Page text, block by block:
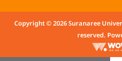
Copyright © 2026 Suranaree
reserved.